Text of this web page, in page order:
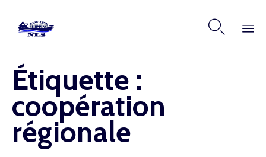

content
Étiquette :
coopération
régionale